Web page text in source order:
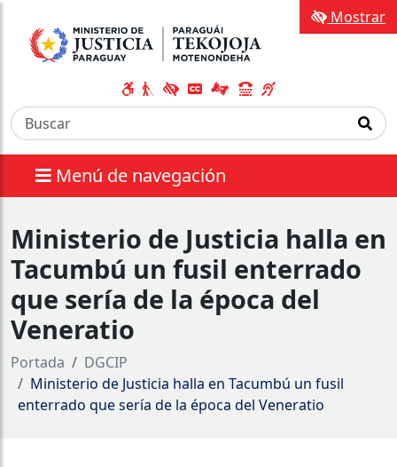
Menú de navegación
Mostrar
Ministerio de Justicia halla en
Tacumbú un fusil enterrado
que sería de la época del
Veneratio
Portada
DGCIP
Ministerio de Justicia halla en Tacumbú un fusil
enterrado que sería de la época del Veneratio